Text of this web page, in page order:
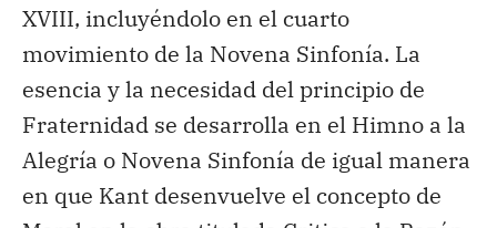
XVIII, incluyéndolo en el cuarto
movimiento de la Novena Sinfonía. La
esencia y la necesidad del principio de
Fraternidad se desarrolla en el Himno a la
Alegría o Novena Sinfonía de igual manera
en que Kant desenvuelve el concepto de